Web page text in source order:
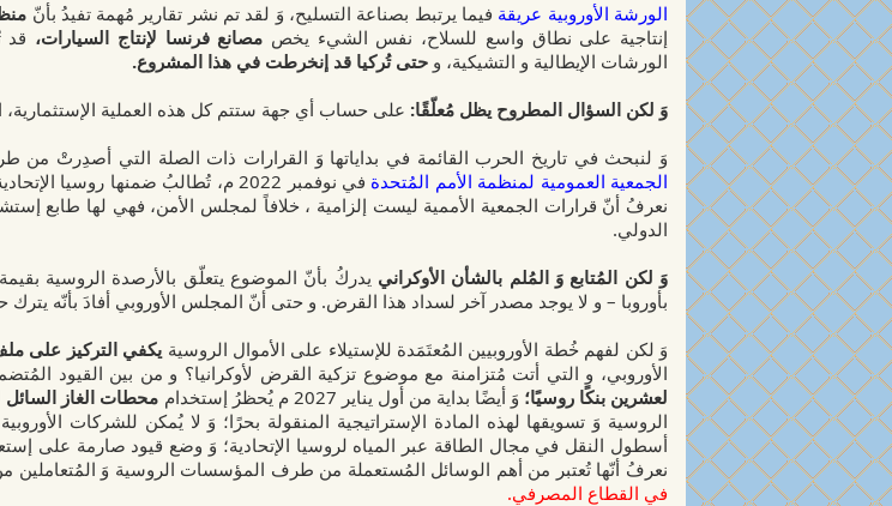
الورشة الأوروبية عريقة فيما يرتبط بصناعة التسليح، وَ لقد تم نشر تقارير مُهمة تفيدُ بأنّ
إنتاجية على نطاق واسع للسلاح، نفس الشيء يخص مصانع فرنسا لإنتاج السيارات،
الورشات الإيطالية و التشيكية، و حتى تُركيا قد إنخرطت في هذا المشروع.
وَ لكن السؤال المطروح يظل مُعلّقًا: على حساب أي جهة ستتم كل هذه العملية الإستثمارية،
وَ لنبحث في تاريخ الحرب القائمة في بداياتها وَ القرارات ذات الصلة التي أصدِرتْ من
الجمعية العمومية لمنظمة الأمم المُتحدة في نوفمبر 2022 م، تُطالبُ ضمنها روسيا الإتحادية
نعرفُ أنّ قرارات الجمعية الأممية ليست إلزامية ، خلافاً لمجلس الأمن، فهي لها طابع
الدولي.
وَ لكن المُتابع وَ المُلم بالشأن الأوكراني يدركُ بأنّ الموضوع يتعلّق بالأرصدة الروسية
بأوروبا – و لا يوجد مصدر آخر لسداد هذا القرض. و حتى أنّ المجلس الأوروبي أفادَ بأنّه
وَ لكن لفهم خُطة الأوروبيين المُعتَمَدة للإستيلاء على الأموال الروسية يكفي التركيز على
الأوروبي، و التي أتت مُتزامنة مع موضوع تزكية القرض لأوكرانيا؟ و من بين القيود
لعشرين بنكًا روسيًا؛ وَ أيضًا بداية من أول يناير 2027 م يُحظرُ إستخدام محطات الغاز السائل
الروسية وَ تسويقها لهذه المادة الإستراتيجية المنقولة بحرًا؛ وَ لا يُمكن للشركات
أسطول النقل في مجال الطاقة عبر المياه لروسيا الإتحادية؛ وَ وضع قيود صارمة على
نعرفُ أنّها تُعتبر من أهم الوسائل المُستعملة من طرف المؤسسات الروسية وَ المُتعاملين من
في القطاع المصرفي.